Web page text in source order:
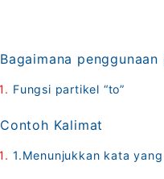
Bagaimana
Fungsi partikel “to”
Contoh Kalimat
1.Menunjukkan kata